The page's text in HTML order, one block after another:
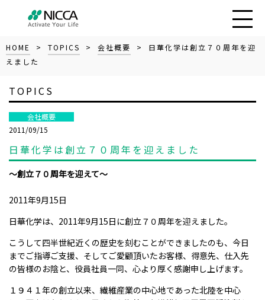
HOME > TOPICS > 会社概要
> 日華化学は創立７０周年を迎
えました
TOPICS
会社概要
2011/09/15
日華化学は創立７０周年を迎えました
～創立７０周年を迎えて～
2011年9月15日
日華化学は、2011年9月15日に創立７０周年を迎えました。
こうして四半世紀近くの歴史を刻むことができましたのも、今日
までご指導ご支援、そしてご愛顧頂いたお客様、得意先、仕入先
の皆様のお陰と、役員社員一同、心より厚く感謝申し上げます。
１９４１年の創立以来、繊維産業の中心地であった北陸を中心